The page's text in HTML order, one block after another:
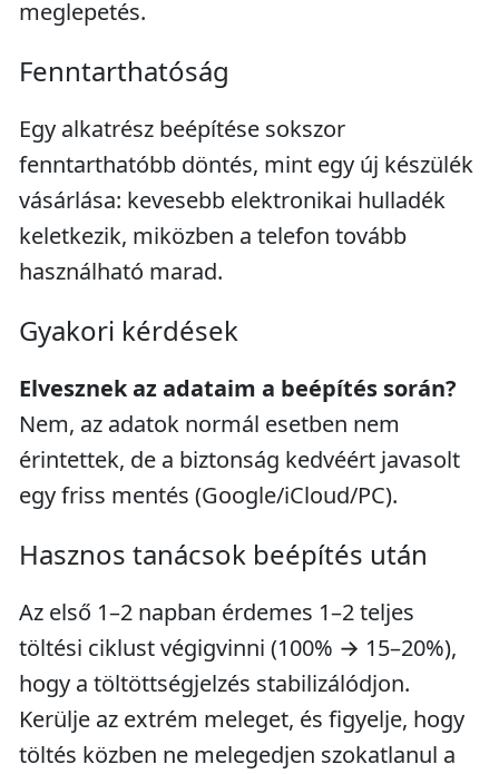
meglepetés.
Fenntarthatóság
Egy alkatrész beépítése sokszor
fenntarthatóbb döntés, mint egy új készülék
vásárlása: kevesebb elektronikai hulladék
keletkezik, miközben a telefon tovább
használható marad.
Gyakori kérdések
Elvesznek az adataim a beépítés során?
Nem, az adatok normál esetben nem
érintettek, de a biztonság kedvéért javasolt
egy friss mentés (Google/iCloud/PC).
Hasznos tanácsok beépítés után
Az első 1–2 napban érdemes 1–2 teljes
töltési ciklust végigvinni (100% → 15–20%),
hogy a töltöttségjelzés stabilizálódjon.
Kerülje az extrém meleget, és figyelje, hogy
töltés közben ne melegedjen szokatlanul a